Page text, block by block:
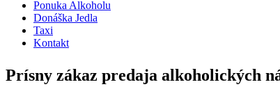
Ponuka Alkoholu
Donáška Jedla
Taxi
Kontakt
Prísny zákaz predaja alkoholických